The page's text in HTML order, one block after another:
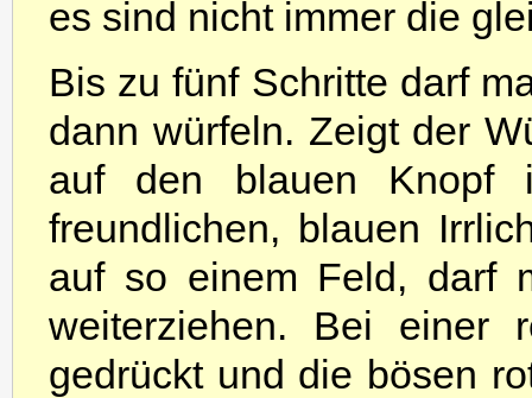
es sind nicht immer die
Bis zu fünf Schritte darf
dann würfeln. Zeigt der
auf den blauen Knopf
freundlichen, blauen
auf so einem Feld, darf
weiterziehen. Bei einer
gedrückt und die bösen